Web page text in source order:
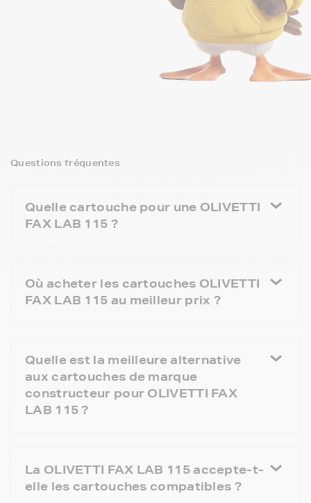
Questions fréquentes
Quelle cartouche pour une OLIVETTI
FAX LAB 115 ?
Où acheter les cartouches OLIVETTI
FAX LAB 115 au meilleur prix ?
Quelle est la meilleure alternative
aux cartouches de marque
constructeur pour OLIVETTI FAX
LAB 115 ?
La OLIVETTI FAX LAB 115 accepte-t-
elle les cartouches compatibles ?